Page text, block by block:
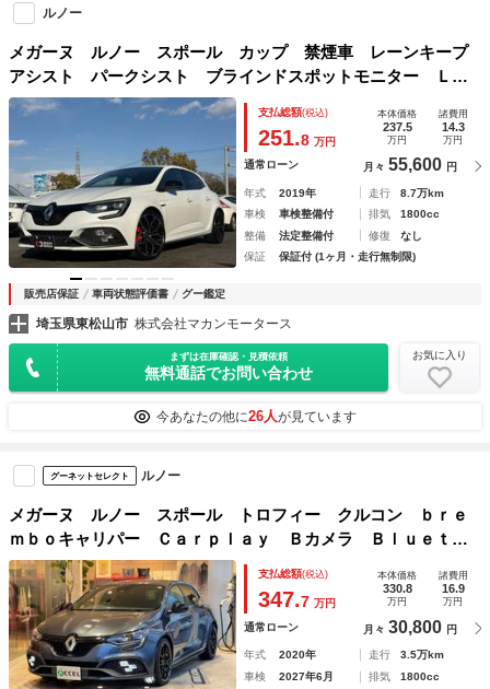
ルノー
メガーヌ ルノー スポール カップ 禁煙車 レーンキープ
アシスト パークシスト ブラインドスポットモニター ＬＥ
Ｄヘッドライト ６ＭＴターボ バックカメラ ＥＴＣ シー
トヒーター 前後ドラレコ
支払総額(税込)
251.8 万円
本体価格
237.5
万円
諸費用
14.3
万円
通常ローン 月々 55,600 円
年式 2019年 走行
8.7万km
車検
車検整備付 排気
1800cc
整備
法定整備付 修復
なし
保証
保証付 (1ヶ月・走行無制限)
販売店保証 車両状態評価書 グー鑑定
埼玉県東松山市 株式会社マカンモータース
まずは在庫確認・見積依頼
無料通話でお問い合わせ
お気に入り
今あなたの他に26人が見ています
グーネットセレクト ルノー
メガーヌ ルノー スポール トロフィー クルコン ｂｒｅ
ｍｂｏキャリパー Ｃａｒｐｌａｙ Ｂカメラ Ｂｌｕｅｔｏ
ｏｔｈ ＥＴＣ 前後センサー ＬＥＤヘッドライト 純正１
９インチアルミ
支払総額(税込)
347.7 万円
本体価格
330.8
万円
諸費用
16.9
万円
通常ローン 月々 30,800 円
年式 2020年 走行
3.5万km
車検
2027年6月 排気
1800cc